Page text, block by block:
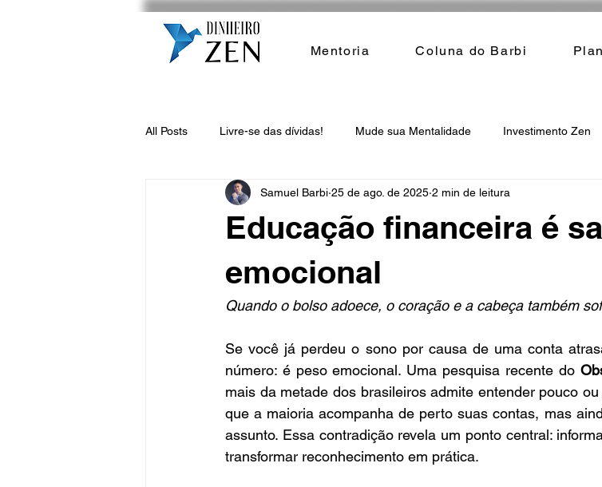
Mentoria Coluna do Barbi
All Posts Livre-se das dívidas! Mude sua Mentalidade Investimento Zen
Educação financeira é
emocional
Samuel Barbi 25 de ago. de 2025 2 min de leitura
Quando o bolso adoece, o coração e a cabeça também
Se você já perdeu o sono por causa de uma conta
número: é peso emocional. Uma pesquisa recente do
mais da metade dos brasileiros admite entender pouco
que a maioria acompanha de perto suas contas, mas
assunto. Essa contradição revela um ponto central:
transformar reconhecimento em prática.